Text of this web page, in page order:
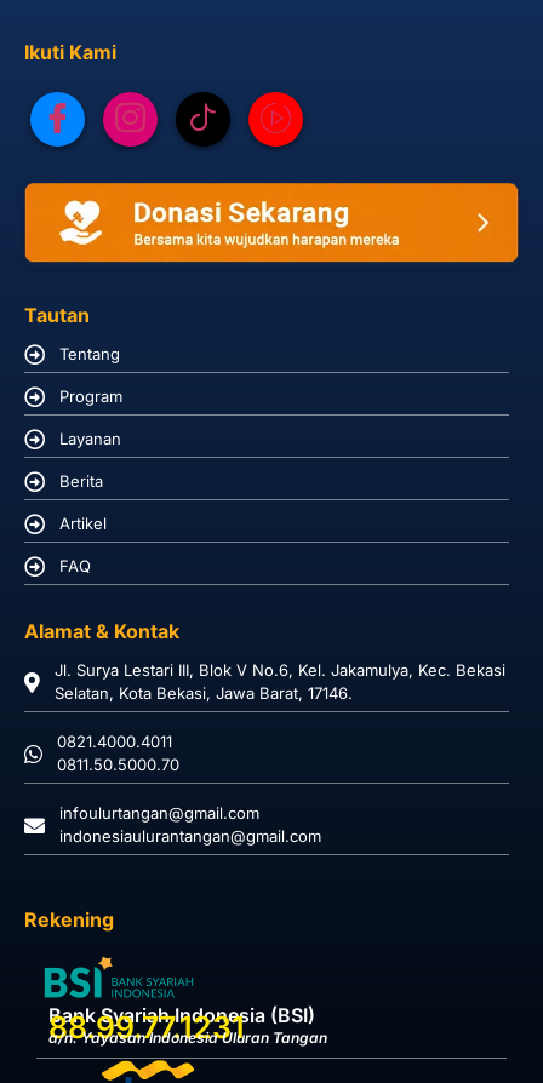
Ikuti Kami
Tautan
Tentang
Program
Layanan
Berita
Artikel
FAQ
Alamat & Kontak
Jl. Surya Lestari III, Blok V No.6, Kel. Jakamulya, Kec. Bekasi
Selatan, Kota Bekasi, Jawa Barat, 17146.
0821.4000.4011
0811.50.5000.70
infoulurtangan@gmail.com
indonesiaulurantangan@gmail.com
Rekening
Bank Syariah Indonesia (BSI)
88.99.77.1231
a/n. Yayasan Indonesia Uluran Tangan